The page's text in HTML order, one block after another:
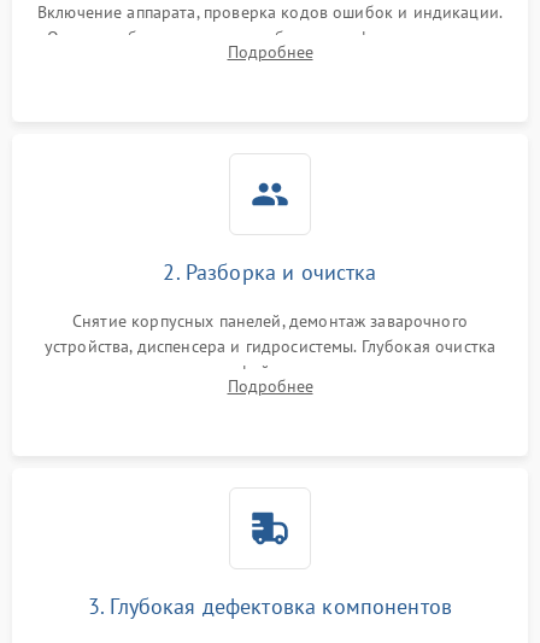
Включение аппарата, проверка кодов ошибок и индикации.
Оценка работы помпы, термоблока и кофемолки на слух.
Измерение температуры и давления воды для выявления
Подробнее
2. Разборка и очистка
Снятие корпусных панелей, демонтаж заварочного
устройства, диспенсера и гидросистемы. Глубокая очистка
внутренних узлов от кофейных масел, жмыха и накипи.
Промывка дренажных каналов и фильтров с использованием
Подробнее
3. Глубокая дефектовка компонентов